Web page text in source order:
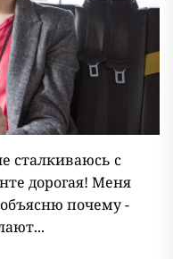
сталкиваюсь с
дорогая! Меня
почему -